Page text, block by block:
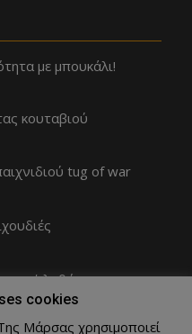
με μπουκάλι!
κουταβιού
tug of war
λαθών
cookies
Μάρσας χρησιμοποιεί